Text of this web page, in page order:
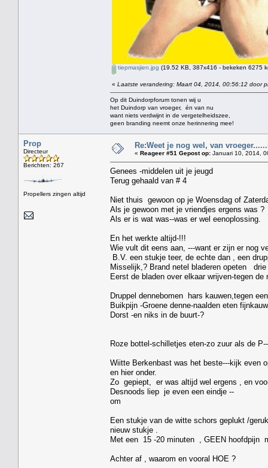
tiepmasjien.jpg (19.52 KB, 387x416 - bekeken 6275
« Laatste verandering: Maart 04, 2014, 00:56:12 door
Op dit Duindorpforum tonen wij u
het Duindorp van vroeger, én van nu
want niets verdwijnt in de vergetelheidszee,
geen branding neemt onze herinnering mee!
Prop
Directeur
Berichten: 267
Propellers zingen altijd
Re:Weet je nog wel, van
« Reageer #51 Gepost op: Januari 10, 2014,
Genees -middelen uit je jeugd
Terug gehaald van # 4
Niet thuis gewoon op je Woensdag of
Als je gewoon met je vriendjes ergens was ?
Als er is wat was--was er wel eenoplossing.
En het werkte altijd-!!!
Wie vult dit eens aan, ---want er zijn er nog
B.V. een stukje teer, de echte dan , een
Misselijk,? Brand netel bladeren opeten
Eerst de bladen over elkaar wrijven-tegen de
Druppel dennebomen hars kauwen,tegen
Buikpijn -Groene denne-naalden eten
Dorst -en niks in de buurt-?
Roze bottel-schilletjes eten-zo zuur als de
Wiitte Berkenbast was het beste---kijk even
en hier onder.
Zo gepiept, er was altijd wel ergens , en
Desnoods liep je even een eindje --
om
Een stukje van de witte schors geplukt /
nieuw stukje .
Met een 15 -20 minuten , GEEN hoofdpijn
Achter af , waarom en vooral HOE ?